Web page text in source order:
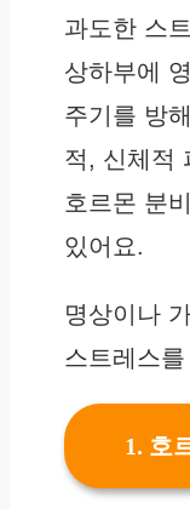
과도한 스
상하부에
주기를 방
적, 신체적
호르몬 분
있어요.
명상이나
스트레스
1. 호